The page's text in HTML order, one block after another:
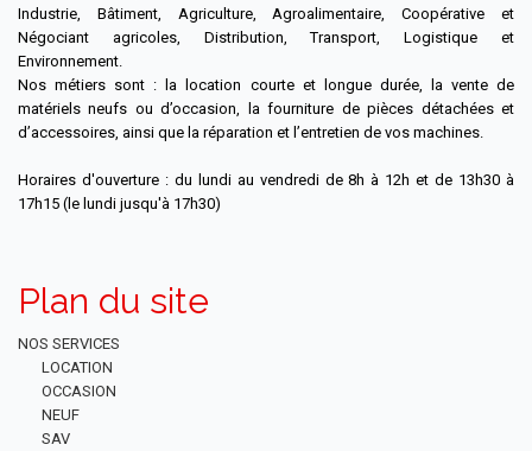
Industrie, Bâtiment, Agriculture, Agroalimentaire, Coopérative et
Négociant agricoles, Distribution, Transport, Logistique et
Environnement.
Nos métiers sont : la location courte et longue durée, la vente de
matériels neufs ou d’occasion, la fourniture de pièces détachées et
d’accessoires, ainsi que la réparation et l’entretien de vos machines.
Horaires d'ouverture : du lundi au vendredi de 8h à 12h et de 13h30 à
17h15 (le lundi jusqu'à 17h30)
Plan du site
NOS SERVICES
LOCATION
OCCASION
NEUF
SAV